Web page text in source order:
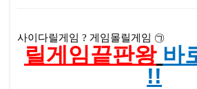
사이다릴게임 ? 게임몰릴게임 ㉠
릴게임끝판왕 바
!!